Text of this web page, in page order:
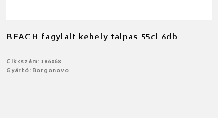
BEACH fagylalt kehely talpas 55cl 6db
Cikkszám: 186068
Gyártó: Borgonovo